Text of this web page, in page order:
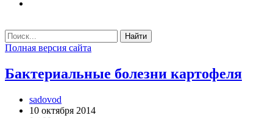
Найти
Полная версия сайта
Бактериальные болезни картофеля
sadovod
10 октября 2014